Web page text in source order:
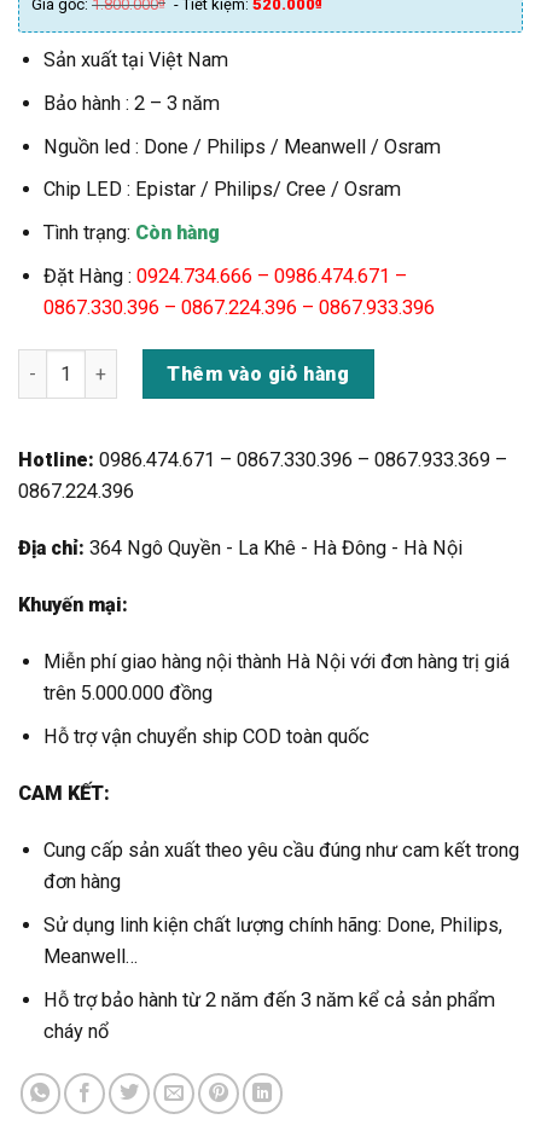
là:
1.800.000₫.là:
Giá gốc: 1.800.000 - Tiết kiệm: 520.000
Sản xuất tại Việt Nam
Bảo hành : 2 – 3 năm
Nguồn led : Done / Philips / Meanwell / Osram
Chip LED : Epistar / Philips/ Cree / Osram
Tình trạng: Còn hàng
Đặt Hàng :0924.734.666 – 0986.474.671 –
0867.330.396 – 0867.224.396 – 0867.933.396
Đèn LED Rọi Cột Vuông 18w 24w 36w (TDL-R02) số lượng
Thêm vào giỏ hàng
Hotline: 0986.474.671 – 0867.330.396 – 0867.933.369 –
0867.224.396
Địa chỉ: 364 Ngô Quyền - La Khê - Hà Đông - Hà Nội
Khuyến mại:
Miễn phí giao hàng nội thành Hà Nội với đơn hàng trị giá
trên 5.000.000 đồng
Hỗ trợ vận chuyển ship COD toàn quốc
CAM KẾT:
Cung cấp sản xuất theo yêu cầu đúng như cam kết trong
đơn hàng
Sử dụng linh kiện chất lượng chính hãng: Done, Philips,
Meanwell…
Hỗ trợ bảo hành từ 2 năm đến 3 năm kể cả sản phẩm
cháy nổ